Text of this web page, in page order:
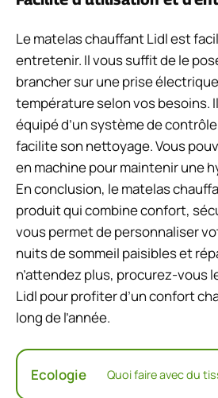
Le matelas chauffant Lidl est
entretenir. Il vous suffit de le
brancher sur une prise
température selon vos besoins.
équipé d’un système de
facilite son nettoyage. Vous
en machine pour maintenir une
En conclusion, le matelas
produit qui combine confort,
vous permet de personnaliser
nuits de sommeil paisibles et
n’attendez plus, procurez-vous
Lidl pour profiter d’un confort
long de l’année.
Ecologie Quoi faire avec du